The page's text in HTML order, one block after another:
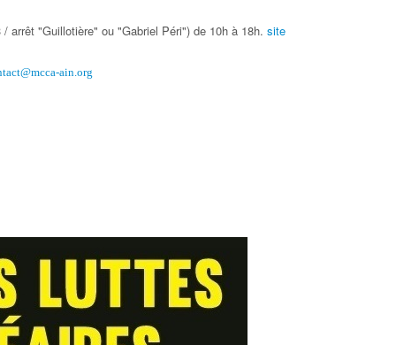
arrêt "Guillotière" ou "Gabriel Péri") de 10h à 18h. site
ain.org